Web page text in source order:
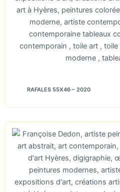
RAFALES 55X46 – 2020